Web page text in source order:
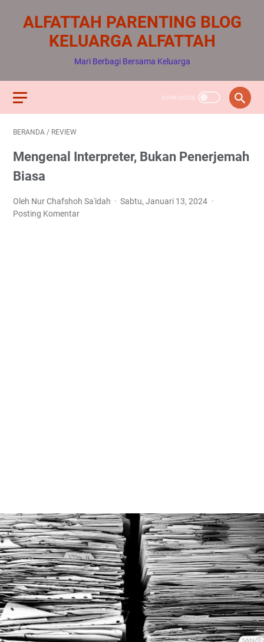
ALFATTAH PARENTING BLOG
KELUARGA ALFATTAH
Mari Berbagi Bersama Keluarga
BERANDA / REVIEW
Mengenal Interpreter, Bukan Penerjemah
Biasa
Oleh Nur Chafshoh Sa'idah
Sabtu, Januari 13, 2024
Posting Komentar